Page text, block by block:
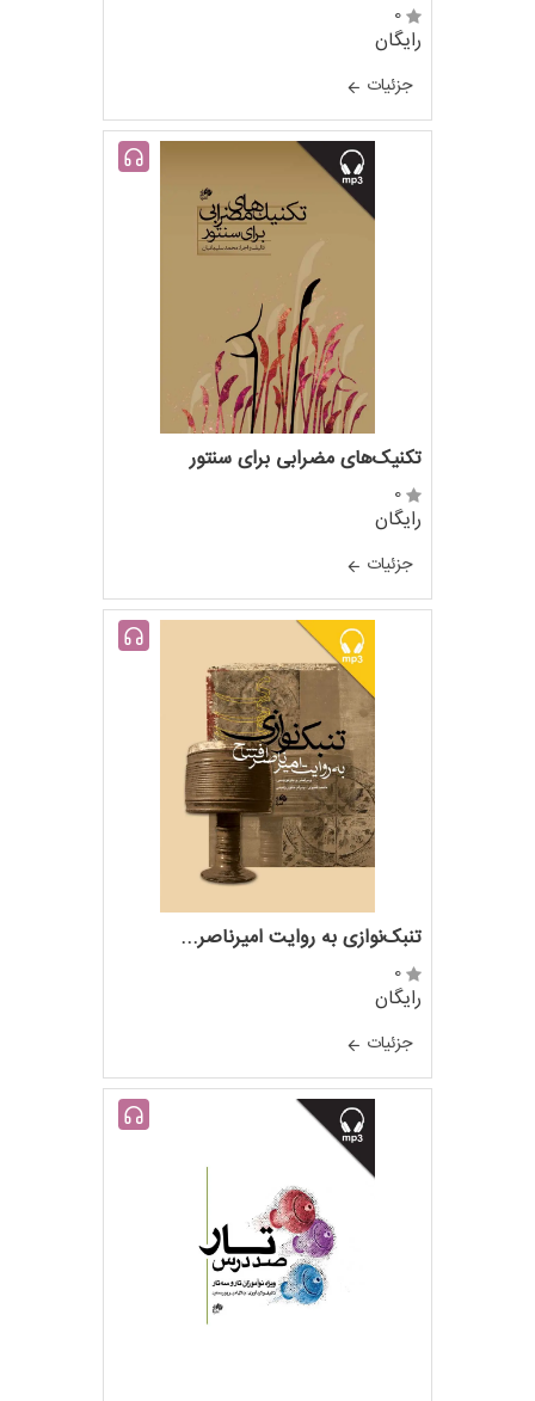
0
رایگان
جزئيات
تکنیک‌های مضرابی برای سنتور
0
رایگان
جزئيات
تنبک‌نوازی به روایت امیرناصر...
0
رایگان
جزئيات